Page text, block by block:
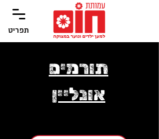
תפריט
תורמים
אונליין